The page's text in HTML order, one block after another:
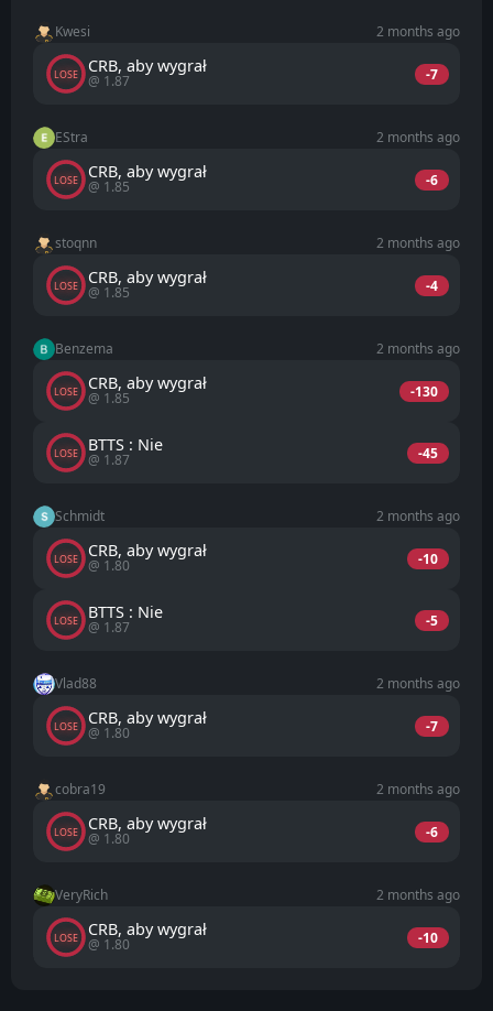
Kwesi 2 months ago
LOSE CRB, aby wygrał
@ 1.87 -7
EStra 2 months ago
LOSE CRB, aby wygrał
@ 1.85 -6
stoqnn 2 months ago
LOSE CRB, aby wygrał
@ 1.85 -4
Benzema 2 months ago
LOSE CRB, aby wygrał
@ 1.85 -130
LOSE BTTS : Nie
@ 1.87 -45
Schmidt 2 months ago
LOSE CRB, aby wygrał
@ 1.80 -10
LOSE BTTS : Nie
@ 1.87 -5
Vlad88 2 months ago
LOSE CRB, aby wygrał
@ 1.80 -7
cobra19 2 months ago
LOSE CRB, aby wygrał
@ 1.80 -6
VeryRich 2 months ago
LOSE CRB, aby wygrał
@ 1.80 -10